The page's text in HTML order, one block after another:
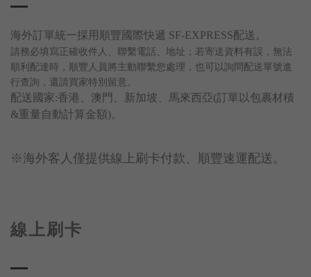
海外訂單統一採用順豐國際快遞 SF-EXPRESS配送。
請務必填寫正確收件人、聯繫電話、地址；若寄送資料有誤，無法
順利配達時，順豐人員將主動聯繫您處理，也可以詢問配送單號進
行查詢，還請買家特別留意。
配送國家:香港、澳門、新加坡、馬來西亞(訂單以包裹材積
&重量自動計算金額)。
※海外客人僅提供線上刷卡付款、順豐速運配送。
線上刷卡